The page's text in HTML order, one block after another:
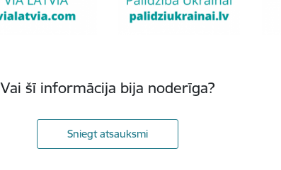
Vai šī informācija bija noderīga?
Sniegt atsauksmi